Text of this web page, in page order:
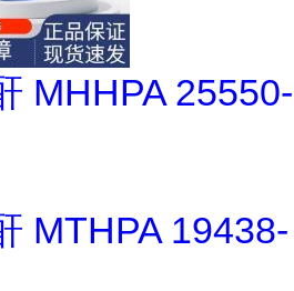
MHHPA 25550-
MTHPA 19438-